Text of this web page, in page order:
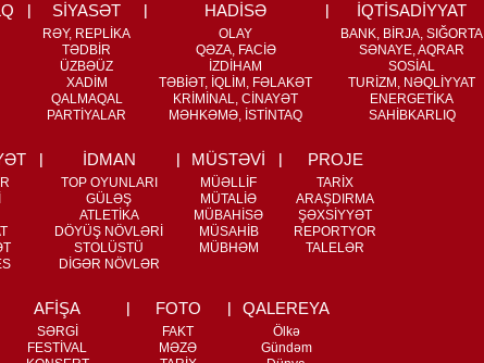
SİYASƏT
RƏY, REPLİKA
TƏDBİR
ÜZBƏÜZ
XADİM
QALMAQAL
PARTİYALAR
HADİSƏ
OLAY
QƏZA, FACİƏ
İZDİHAM
TƏBİƏT, İQLİM, FƏLAKƏT
KRİMİNAL, CİNAYƏT
MƏHKƏMƏ, İSTİNTAQ
İQTİSADİYYAT
BANK, BİRJA, SIĞORTA
SƏNAYE, AQRAR
SOSİAL
TURİZM, NƏQLİYYAT
ENERGETİKA
SAHİBKARLIQ
İDMAN
TOP OYUNLARI
GÜLƏŞ
ATLETİKA
DÖYÜŞ NÖVLƏRİ
STOLÜSTÜ
DİGƏR NÖVLƏR
MÜSTƏVİ
MÜƏLLİF
MÜTALİƏ
MÜBAHİSƏ
MÜSAHİB
MÜBHƏM
PROJE
TARİX
ARAŞDIRMA
ŞƏXSİYYƏT
REPORTYOR
TALELƏR
AFİŞA
SƏRGİ
FESTİVAL
FOTO
FAKT
MƏZƏ
QALEREYA
Ölkə
Gündəm